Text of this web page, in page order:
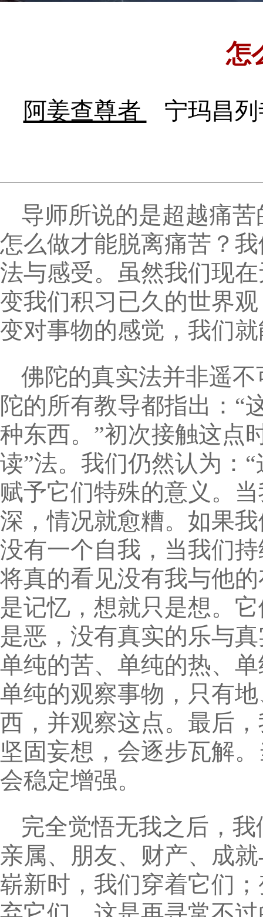
怎
阿姜查尊者 宁玛昌
导师所说的是超越痛
怎么做才能脱离痛苦？
法与感受。虽然我们现
变我们积习已久的世界
变对事物的感觉，我们
佛陀的真实法并非遥
陀的所有教导都指出：“
种东西。”初次接触这点
读”法。我们仍然认为：
赋予它们特殊的意义。
深，情况就愈糟。如果
没有一个自我，当我们
将真的看见没有我与他
是记忆，想就只是想。
是恶，没有真实的乐与
单纯的苦、单纯的热、
单纯的观察事物，只有
西，并观察这点。最后
坚固妄想，会逐步瓦解
会稳定增强。
完全觉悟无我之后，
亲属、朋友、财产、成
崭新时，我们穿着它们